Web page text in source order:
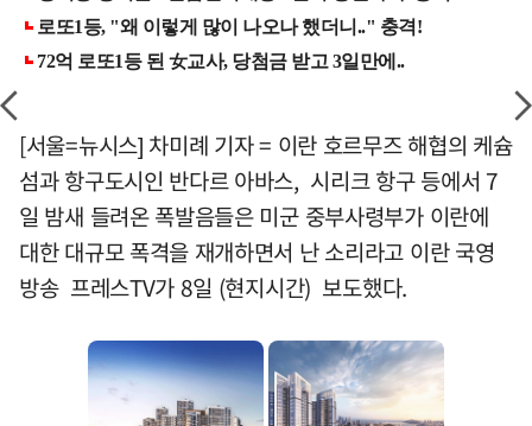
[서울=뉴시스] 차미례 기자 = 이란 호르무즈 해협의 케슘
섬과 항구도시인 반다르 아바스, 시리크 항구 등에서 7
일 밤새 들려온 폭발음들은 미군 중부사령부가 이란에
대한 대규모 폭격을 재개하면서 난 소리라고 이란 국영
방송 프레스TV가 8일 (현지시간) 보도했다.